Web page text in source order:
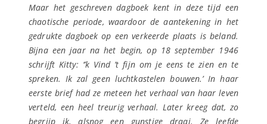
Maar het geschreven dagboek kent in deze tijd een
chaotische periode, waardoor de aantekening in het
gedrukte dagboek op een verkeerde plaats is beland.
Bijna een jaar na het begin, op 18 september 1946
schrijft Kitty: ‘’k Vind ’t fijn om je eens te zien en te
spreken. Ik zal geen luchtkastelen bouwen.’ In haar
eerste brief had ze meteen het verhaal van haar leven
verteld, een heel treurig verhaal. Later kreeg dat, zo
begrijp ik, alsnog een gunstige draai. Ze leefde